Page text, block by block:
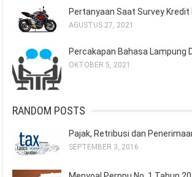
Pertanyaan Saat Survey Kredit
AGUSTUS 27, 2021
Percakapan Bahasa Lampung
OKTOBER 5, 2021
RANDOM POSTS
Pajak, Retribusi dan
SEPTEMBER 3, 2016